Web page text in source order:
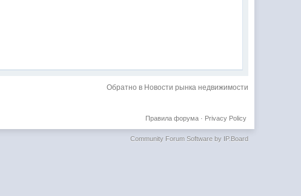
Обратно в Новости рынка недвижимости
Privacy Policy
Правила форума·
Community Forum Software by IP.Board